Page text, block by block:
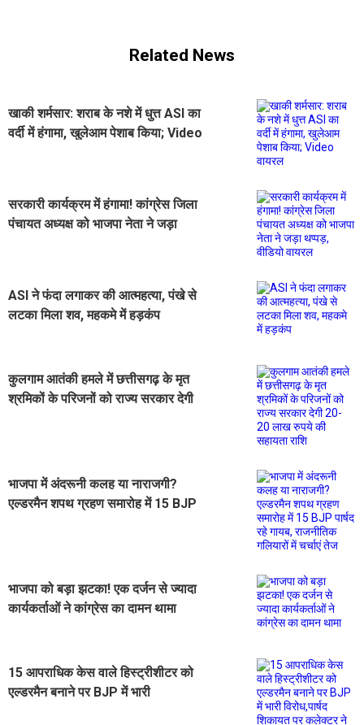
Related News
खाकी शर्मसार: शराब के नशे में धुत्त ASI का
वर्दी में हंगामा, खुलेआम पेशाब किया; Video
सरकारी कार्यक्रम में हंगामा! कांग्रेस जिला
पंचायत अध्यक्ष को भाजपा नेता ने जड़ा
ASI ने फंदा लगाकर की आत्महत्या, पंखे से
लटका मिला शव, महकमे में हड़कंप
कुलगाम आतंकी हमले में छत्तीसगढ़ के मृत
श्रमिकों के परिजनों को राज्य सरकार देगी
भाजपा में अंदरूनी कलह या नाराजगी?
एल्डरमैन शपथ ग्रहण समारोह में 15 BJP
भाजपा को बड़ा झटका! एक दर्जन से ज्यादा
कार्यकर्ताओं ने कांग्रेस का दामन थामा
15 आपराधिक केस वाले हिस्ट्रीशीटर को
एल्डरमैन बनाने पर BJP में भारी